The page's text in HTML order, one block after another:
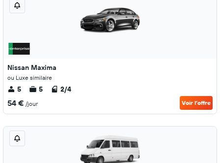
Nissan Maxima
ou Luxe similaire
5 5 2/4
54 € /jour Voir l’offre